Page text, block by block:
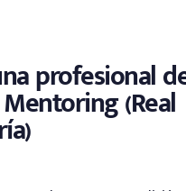
profesional
(Real